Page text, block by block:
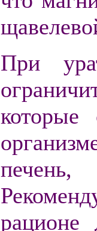
При
которые